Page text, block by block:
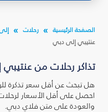
الصفحة الرئيسية رحلات
عنتيبي إلى دبي
تذاكر رحلات من
هل تبحث عن أقل سعر تذكرة
احصل على أقل الأسعار
والعودة على متن فلاي دبي.